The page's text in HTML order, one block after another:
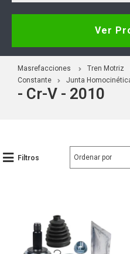
Ver
Masrefacciones Tren Motriz
Constante
Junta
- Cr-V - 2010
Filtros